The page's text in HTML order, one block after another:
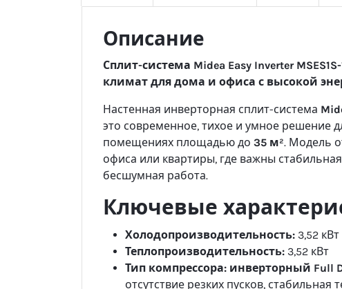
Описание
Сплит-система Midea Easy Inverter
климат для дома и офиса с высокой
Настенная инверторная сплит-система
это современное, тихое и умное решение
помещениях площадью до 35 м². Модель
офиса или квартиры, где важны
бесшумная работа.
Ключевые
Холодопроизводительность: 3,52 кВт
Теплопроизводительность: 3,52 кВт
Тип компрессора: инверторный Full
отсутствие резких пусков, стабильная